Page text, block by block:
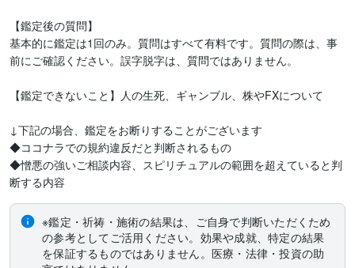
【鑑定後の質問】
基本的に鑑定は1回のみ。質問はすべて有料です。質問の際は、事
前にご確認ください。誤字脱字は、質問ではありません。
【鑑定できないこと】人の生死、ギャンブル、株やFXについて
↓下記の場合、鑑定をお断りすることがございます
◆ココナラでの規約違反だと判断されるもの
◆憎悪の強いご相談内容、スピリチュアルの範囲を超えていると判
断する内容
※鑑定・祈祷・施術の結果は、ご自身で判断いただくため
の参考としてご活用ください。効果や成就、特定の結果
を保証するものではありません。医療・法律・投資の助